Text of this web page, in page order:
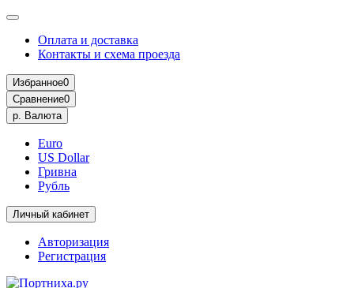
Оплата и доставка
Контакты и схема проезда
Избранное0
Сравнение0
р. Валюта
Euro
US Dollar
Гривна
Рубль
Личный кабинет
Авторизация
Регистрация